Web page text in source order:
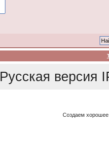
Русская версия
Создаем